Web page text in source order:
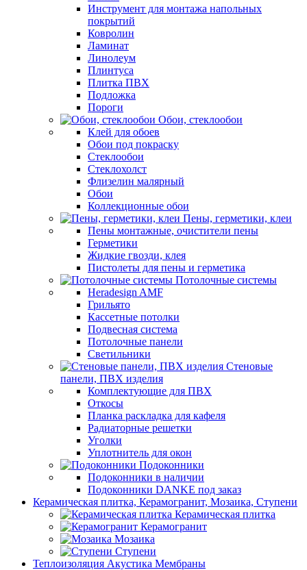
Инструмент для монтажа напольных
покрытий
Ковролин
Ламинат
Линолеум
Плинтуса
Плитка ПВХ
Подложка
Пороги
Обои, стеклообои
Клей для обоев
Обои под покраску
Стеклообои
Стеклохолст
Флизелин малярный
Обои
Коллекционные обои
Пены, герметики, клеи
Пены монтажные, очистители пены
Герметики
Жидкие гвозди, клея
Пистолеты для пены и герметика
Потолочные системы
Heradesign AMF
Грильято
Кассетные потолки
Подвесная система
Потолочные панели
Светильники
Стеновые
панели, ПВХ изделия
Комплектующие для ПВХ
Откосы
Планка раскладка для кафеля
Радиаторные решетки
Уголки
Уплотнитель для окон
Подоконники
Подоконники в наличии
Подоконники DANKE под заказ
Керамическая плитка, Керамогранит, Мозаика, Ступени
Керамическая плитка
Керамогранит
Мозаика
Ступени
Теплоизоляция Акустика Мембраны